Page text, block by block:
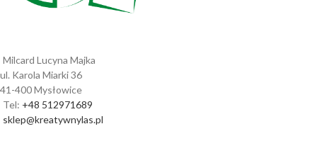
Milcard Lucyna Majka
ul. Karola Miarki 36
41-400 Mysłowice
Tel: +48 512971689
sklep@kreatywnylas.pl